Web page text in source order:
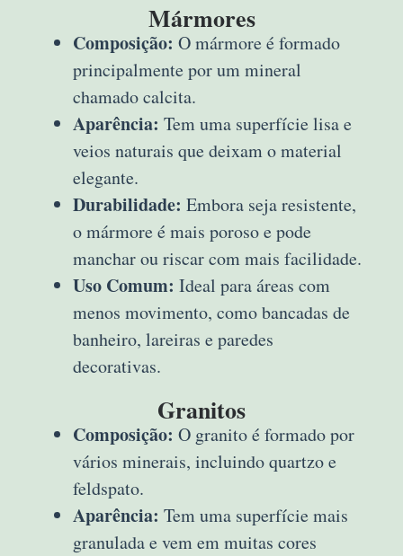
Mármores
Composição: O mármore é formado
principalmente por um mineral
chamado calcita.
Aparência: Tem uma superfície lisa e
veios naturais que deixam o material
elegante.
Durabilidade: Embora seja resistente,
o mármore é mais poroso e pode
manchar ou riscar com mais facilidade.
Uso Comum: Ideal para áreas com
menos movimento, como bancadas de
banheiro, lareiras e paredes
decorativas.
Granitos
Composição: O granito é formado por
vários minerais, incluindo quartzo e
feldspato.
Aparência: Tem uma superfície mais
granulada e vem em muitas cores